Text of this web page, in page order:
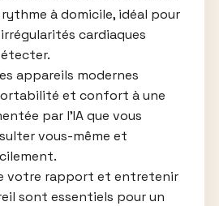
à domicile, idéal pour
cardiaques
appareils modernes
et confort à une
par l’IA que vous
vous-même et
votre rapport et entretenir
sont essentiels pour un